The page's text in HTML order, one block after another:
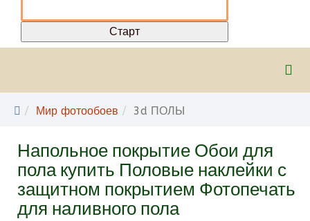
Мир фотообоев 3d ПОЛЫ
Напольное покрытие Обои для
пола купить Половые наклейки с
защитном покрытием Фотопечать
для наливного пола